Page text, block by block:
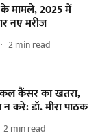
मामले, 2025 में
नए मरीज
2min read
कैंसर का खतरा,
करें: डॉ. मीरा पाठक
2min read